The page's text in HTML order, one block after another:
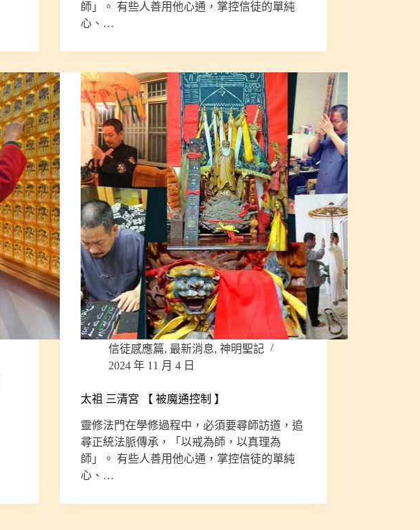
師」。 有些人善用他心通，掌控信徒的單純
心、…
信徒感應篇, 最新消息,神明聖記
2024 年 11 月 4 日
太祖 三清宮 【 被魔通控制 】
靈修法門在學修過程中，必須要尋師訪道，追
尋正統法脈傳承，「以戒為師，以真理為
師」。 有些人善用他心通，掌控信徒的單純
心、…